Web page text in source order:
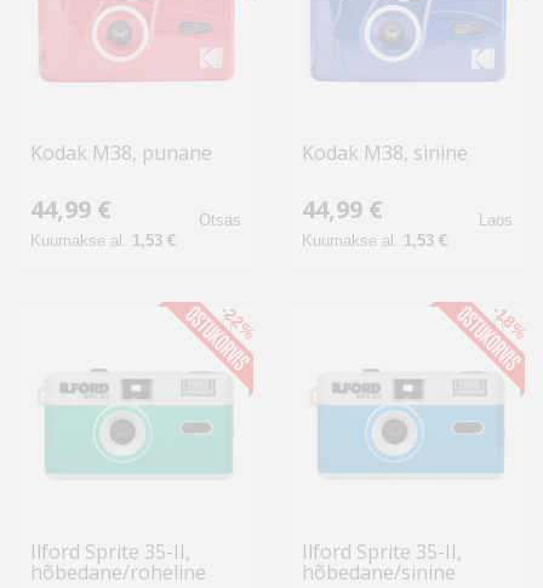
Kodak M38, punane
44,99 €
Kuumakse al. 1,53 €
Otsas
Kodak M38, sinine
44,99 €
Kuumakse al. 1,53 €
Laos
Ilford Sprite 35-II,
hõbedane/roheline
-22%
Ilford Sprite 35-II,
hõbedane/sinine
-18%